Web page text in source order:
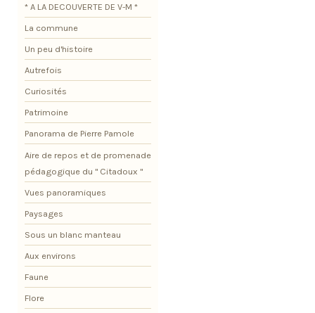
* A LA DECOUVERTE DE V-M *
La commune
Un peu d'histoire
Autrefois
Curiosités
Patrimoine
Panorama de Pierre Pamole
Aire de repos et de promenade
pédagogique du " Citadoux "
Vues panoramiques
Paysages
Sous un blanc manteau
Aux environs
Faune
Flore